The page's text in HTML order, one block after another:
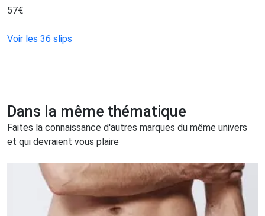
57€
Voir les 36 slips
Dans la même thématique
Faites la connaissance d'autres marques du même univers
et qui devraient vous plaire